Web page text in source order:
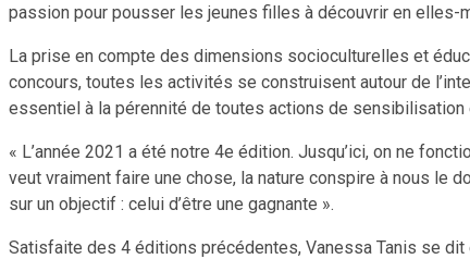
passion pour pousser les jeunes filles à découvrir en elles-
La prise en compte des dimensions socioculturelles et
concours, toutes les activités se construisent autour de
essentiel à la pérennité de toutes actions de sensibilisation
« L’année 2021 a été notre 4e édition. Jusqu’ici, on ne
veut vraiment faire une chose, la nature conspire à nous le
sur un objectif : celui d’être une gagnante ».
Satisfaite des 4 éditions précédentes, Vanessa Tanis se dit